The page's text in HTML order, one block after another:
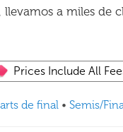
a miles de
Prices Include All
de final • Semis/